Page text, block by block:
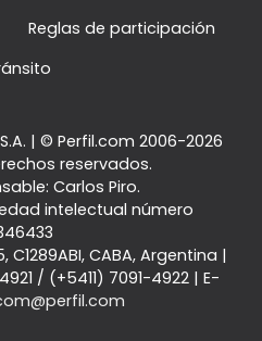
Reglas de participación
| © Perfil.com 2006-2026
reservados.
Carlos Piro.
intelectual número
, C1289ABI, CABA, Argentina |
/ (+5411) 7091-4922| E-